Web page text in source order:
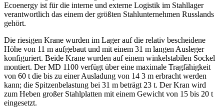
Ecoenergy ist für die interne und externe Logistik im Stahllager
verantwortlich das einem der größten Stahlunternehmen Russlands
gehört.
Die riesigen Krane wurden im Lager auf die relativ bescheidene
Höhe von 11 m aufgebaut und mit einem 31 m langen Ausleger
konfiguriert. Beide Krane wurden auf einem winkelstabilen Sockel
montiert. Der MD 1100 verfügt über eine maximale Tragfähigkeit
von 60 t die bis zu einer Ausladung von 14 3 m erbracht werden
kann; die Spitzenbelastung bei 31 m beträgt 23 t. Der Kran wird
zum Heben großer Stahlplatten mit einem Gewicht von 15 bis 20 t
eingesetzt.